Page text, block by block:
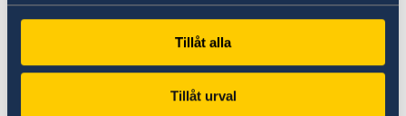
Tillåt alla
Tillåt urval
hemsida:
Skicka in levnadsintyg
Per post till:
Pensionsmyndigheten